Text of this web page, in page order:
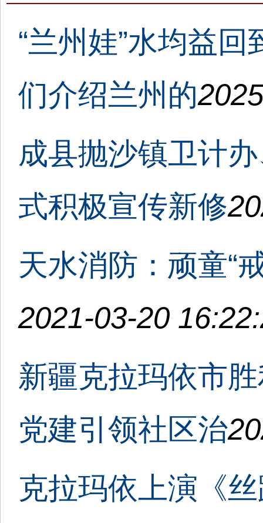
“兰州娃”水均益
们介绍兰州的
成县抛沙镇卫计
式积极宣传新修
天水消防：顽童“
2021-03-20
新疆克拉玛依市
党建引领社区治
克拉玛依上演《